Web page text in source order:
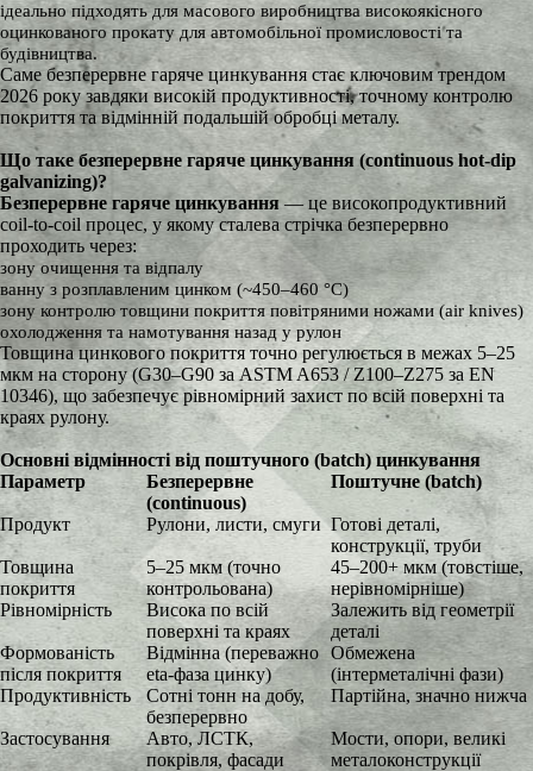
ідеально підходять для масового виробництва високоякісного
оцинкованого прокату для автомобільної промисловості та
будівництва.
Саме безперервне гаряче цинкування стає ключовим трендом
2026 року завдяки високій продуктивності, точному контролю
покриття та відмінній подальшій обробці металу.
Що таке безперервне гаряче цинкування (continuous hot-dip
galvanizing)?
Безперервне гаряче цинкування — це високопродуктивний
coil-to-coil процес, у якому сталева стрічка безперервно
проходить через:
зону очищення та відпалу
ванну з розплавленим цинком (~450–460 °C)
зону контролю товщини покриття повітряними ножами (air knives)
охолодження та намотування назад у рулон
Товщина цинкового покриття точно регулюється в межах 5–25
мкм на сторону (G30–G90 за ASTM A653 / Z100–Z275 за EN
10346), що забезпечує рівномірний захист по всій поверхні та
краях рулону.
Основні відмінності від поштучного (batch) цинкування
Параметр
Безперервне
(continuous)
Поштучне (batch)
Продукт Рулони, листи, смуги Готові деталі,
конструкції, труби
Товщина
покриття
5–25 мкм (точно
контрольована)
45–200+ мкм (товстіше,
нерівномірніше)
Рівномірність
Висока по всій
поверхні та краях
Залежить від геометрії
деталі
Формованість
після покриття
Відмінна (переважно
eta-фаза цинку)
Обмежена
(інтерметалічні фази)
Продуктивність
Сотні тонн на добу,
безперервно
Партійна, значно нижча
Застосування
Авто, ЛСТК,
покрівля, фасади
Мости, опори, великі
металоконструкції